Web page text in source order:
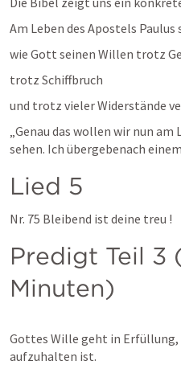
Am Leben des Apostels Paulus
wie Gott seinen Willen trotz
trotz Schiffbruch
und trotz vieler Widerstände
„Genau das wollen wir nun am
sehen. Ich übergebenach
Lied 5
Nr. 75 Bleibend ist deine treu !
Predigt Teil 3
Minuten)
Gottes Wille geht in
aufzuhalten ist.